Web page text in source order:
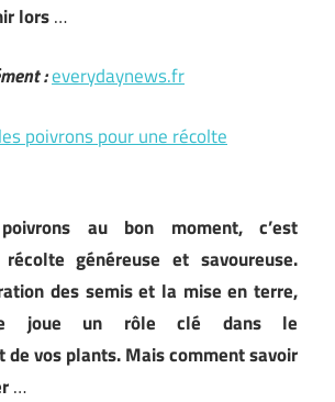
lors…
:everydaynews.fr
poivrons pour une récolte
au bon moment, c’est
récolte généreuse et savoureuse.
des semis et la mise en terre,
joue un rôle clé dans le
de vos plants. Mais comment savoir
…